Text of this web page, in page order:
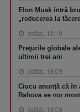
Elon Musk intră
„reducerea la
astăzi, 18:10
Preţurile globale
ultimii trei ani
astăzi, 18:09
Ciucu anunţă că în
Rahova se vor
astăzi, 18:09